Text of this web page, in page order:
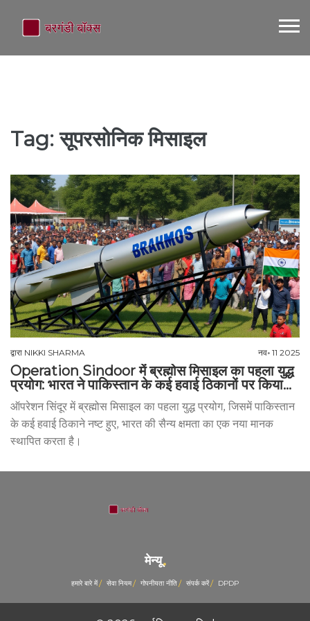
Tag: सूपरसोनिक मिसाइल
द्वारा NIKKI SHARMA नव॰ 11 2025
Operation Sindoor में ब्रह्मोस मिसाइल का पहला युद्ध
प्रयोग: भारत ने पाकिस्तान के कई हवाई ठिकानों पर किया
वार
ऑपरेशन सिंदूर में ब्रह्मोस मिसाइल का पहला युद्ध प्रयोग, जिसमें पाकिस्तान
के कई हवाई ठिकाने नष्ट हुए, भारत की सैन्य क्षमता का एक नया मानक
स्थापित करता है।
मेन्यू
हमारे बारे में सेवा नियम गोपनीयता नीति संपर्क करें DPDP